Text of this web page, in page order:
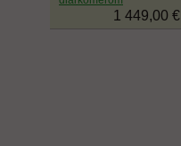
1 449,00 €